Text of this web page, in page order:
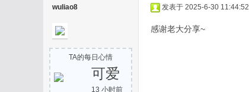
wuliao8
TA的每日心情
可爱
13 小时前
发表于 2025-6-30 11:44:52
感谢老大分享~